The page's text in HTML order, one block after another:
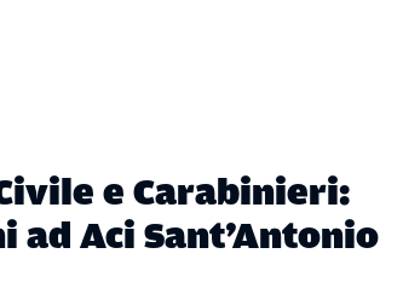
e Carabinieri:
ad Aci Sant’Antonio